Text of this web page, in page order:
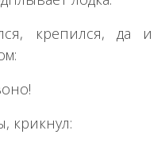
крепился, да и
крикнул: